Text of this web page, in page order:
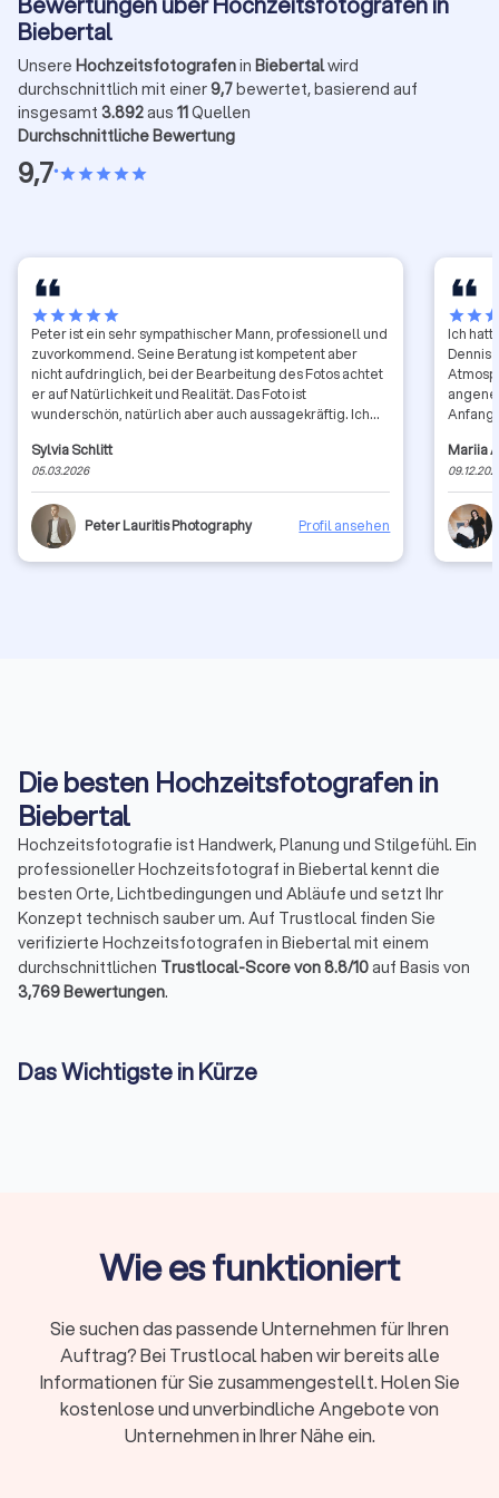
Biebertal
Unsere Hochzeitsfotografenin Biebertalwird
durchschnittlich mit einer9,7bewertet, basierend auf
insgesamt 3.892aus 11Quellen
Durchschnittliche Bewertung
9,7•starstarstarstarstar
starstarstarstarstar
Peter ist ein sehr sympathischer Mann, professionell und
zuvorkommend. Seine Beratung ist kompetent aber
nicht aufdringlich, bei der Bearbeitung des Fotos achtet
er auf Natürlichkeit und Realität. Das Foto ist
wunderschön, natürlich aber auch aussagekräftig. Ich
weiterempfohlen.
Sylvia Schlitt
05.03.2026
Peter Lauritis Photography Profil ansehen
starstar
Ich
Dennis
Anfang
achten
sich:
kann
Mariia
Die besten Hochzeitsfotografen in
Biebertal
Hochzeitsfotografie ist Handwerk, Planung und Stilgefühl. Ein
professioneller Hochzeitsfotograf in Biebertal kennt die
besten Orte, Lichtbedingungen und Abläufe und setzt Ihr
Konzept technisch sauber um. Auf Trustlocal finden Sie
verifizierte Hochzeitsfotografen in Biebertal mit einem
durchschnittlichen Trustlocal-Score von 8.8/10auf Basis von
3,769 Bewertungen.
Das Wichtigste in Kürze
Downloadrechten.
Auf Trustlocal sehen Sie komplettePortfolios
(Begleitungsdauer, Entfernung, Bewertung).
Fordern Sie bis zuvier kostenlose Angebotean, um
Preise, Leistungen und Verfügbarkeiten der Fotografen
in Biebertal direkt zu vergleichen.
Wie es funktioniert
Sie suchen das passende Unternehmen für Ihren
Auftrag? Bei Trustlocal haben wir bereits alle
Informationen für Sie zusammengestellt. Holen Sie
kostenlose und unverbindliche Angebote von
Unternehmen in Ihrer Nähe ein.